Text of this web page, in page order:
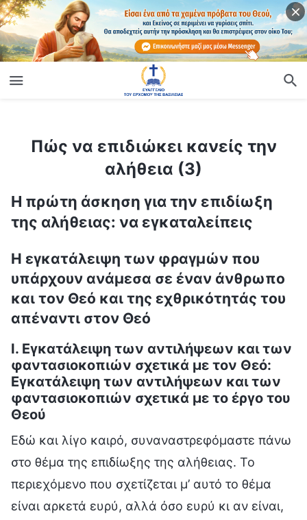
Πώς να επιδιώκει κανείς την αλήθεια (3)
Πώς να επιδιώκει κανείς την
αλήθεια (3)
Η πρώτη άσκηση για την επιδίωξη
της αλήθειας: να εγκαταλείπεις
Η εγκατάλειψη των φραγμών που
υπάρχουν ανάμεσα σε έναν άνθρωπο
και τον Θεό και της εχθρικότητάς του
απέναντι στον Θεό
I. Εγκατάλειψη των αντιλήψεων και των
φαντασιοκοπιών σχετικά με τον Θεό:
Εγκατάλειψη των αντιλήψεων και των
φαντασιοκοπιών σχετικά με το έργο του
Θεού
Εδώ και λίγο καιρό, συναναστρεφόμαστε πάνω
στο θέμα της επιδίωξης της αλήθειας. Το
περιεχόμενο που σχετίζεται μ’ αυτό το θέμα
είναι αρκετά ευρύ, αλλά όσο ευρύ κι αν είναι,